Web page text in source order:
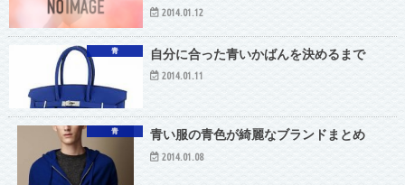
2014.01.12
青 自分に合った青いかばんを決めるまで
2014.01.11
青 青い服の青色が綺麗なブランドまとめ
2014.01.08